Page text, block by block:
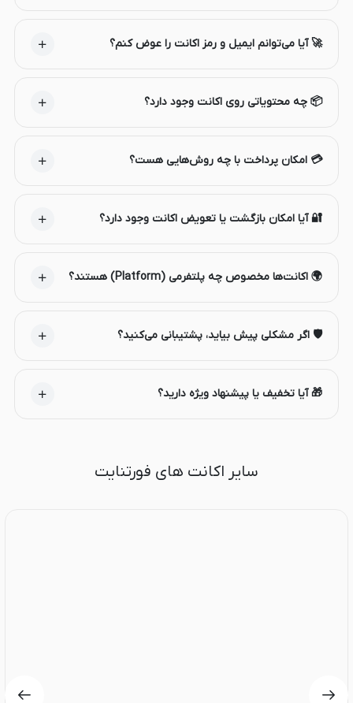
🚀 آیا می‌توانم ایمیل و رمز اکانت را عوض کنم؟
📦 چه محتویاتی روی اکانت وجود دارد؟
💳 امکان پرداخت با چه روش‌هایی هست؟
🔐 آیا امکان بازگشت یا تعویض اکانت وجود دارد؟
🌍 اکانت‌ها مخصوص چه پلتفرمی (Platform) هستند؟
🛡️ اگر مشکلی پیش بیاید، پشتیبانی می‌کنید؟
🎁 آیا تخفیف یا پیشنهاد ویژه دارید؟
سایر اکانت های فورتنایت